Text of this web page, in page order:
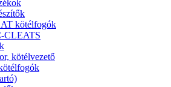
kötélfogók
CLEATS
kötélvezető